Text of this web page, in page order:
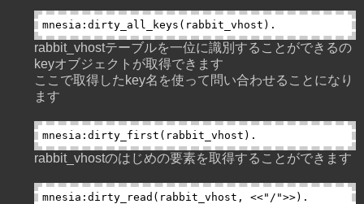
rabbit_vhostテーブルを一位に識別することができるの
keyオブジェクトが取得できます
ここで取得したkey名を使って問い合わせることになり
ます
rabbit_vhostのはじめの要素を取得することができます